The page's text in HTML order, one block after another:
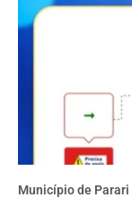
Município de